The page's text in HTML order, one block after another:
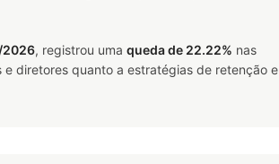
2026, registrou uma queda de 22.22% nas
diretores quanto a estratégias de retenção e